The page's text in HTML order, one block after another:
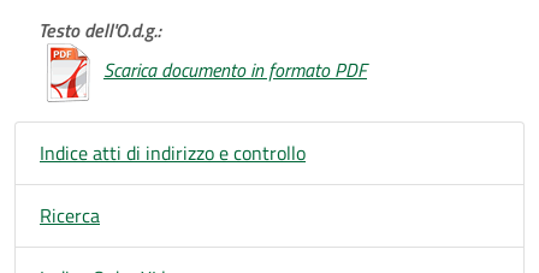
Testo dell'O.d.g.:
Scarica documento in formato PDF
Indice atti di indirizzo e controllo
Ricerca